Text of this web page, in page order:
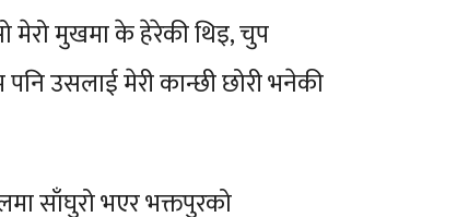
मेरो मुखमा के हेरेकी थिइ, चुप
उसलाई मेरी कान्छी छोरी भनेकी
साँघुरो भएर भक्तपुरको